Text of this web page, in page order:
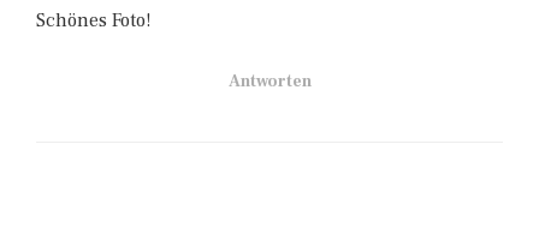
Schönes Foto!
Antworten